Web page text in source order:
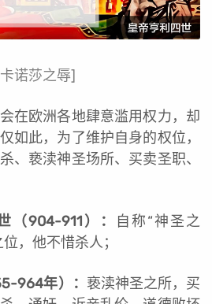
诺莎之辱]
在欧洲各地肆意滥用权力，却
如此，为了维护自身的权位，
、亵渎神圣场所、买卖圣职、
（904-911）：
自称“神圣之
，他不惜杀人；
964年）： 亵渎神圣之所，买